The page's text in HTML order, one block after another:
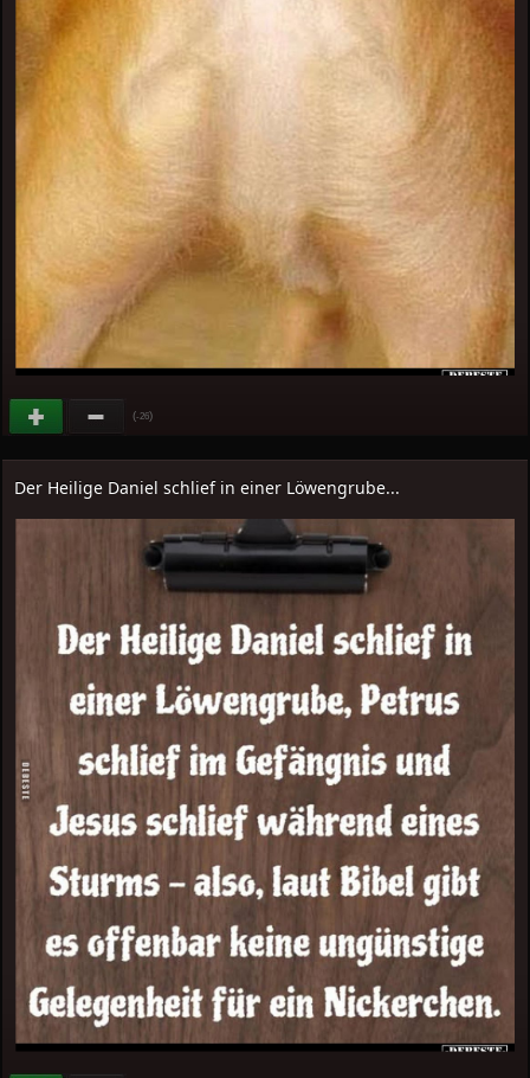
(-26)
Der Heilige Daniel schlief in einer Löwengrube...